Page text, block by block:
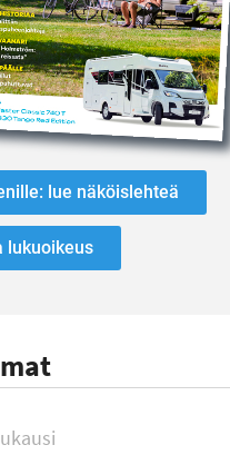
lue näköislehteä
lukuoikeus